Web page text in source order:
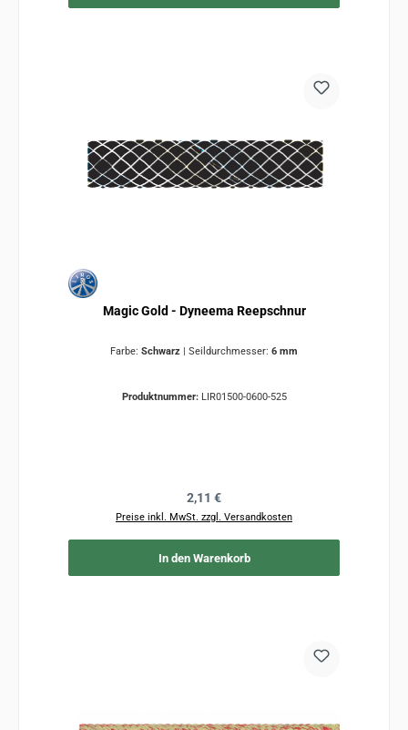
Magic Gold - Dyneema Reepschnur
Farbe: Schwarz Seildurchmesser: 6 mm
Produktnummer: LIR01500-0600-525
Regulärer Preis:
2,11 €
Preise inkl. MwSt. zzgl. Versandkosten
In den Warenkorb